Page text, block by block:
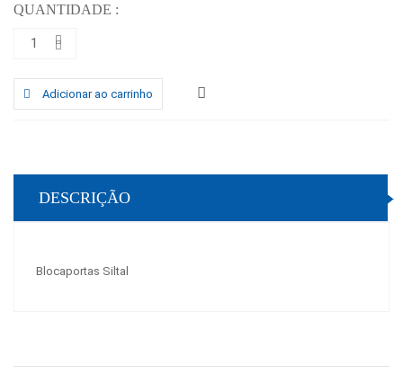
QUANTIDADE :
Adicionar ao carrinho
DESCRIÇÃO
Blocaportas Siltal